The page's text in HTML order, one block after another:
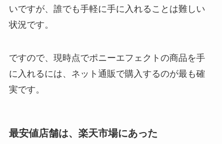
いですが、誰でも手軽に手に入れることは難しい
状況です。
ですので、現時点でポニーエフェクトの商品を手
に入れるには、ネット通販で購入するのが最も確
実です。
最安値店舗は、楽天市場にあった